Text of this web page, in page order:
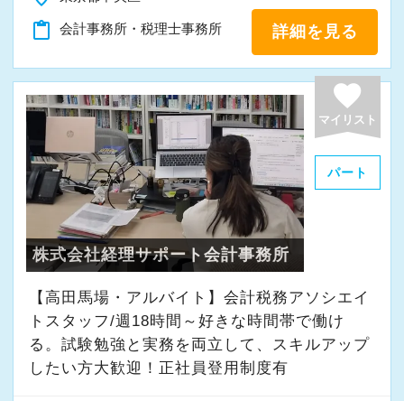
content_paste 会計事務所・税理士事務所 詳細を見る
favorite
マイリスト
パート
株式会社経理サポート会計事務所
【高田馬場・アルバイト】会計税務アソシエイ
トスタッフ/週18時間～好きな時間帯で働け
る。試験勉強と実務を両立して、スキルアップ
したい方大歓迎！正社員登用制度有